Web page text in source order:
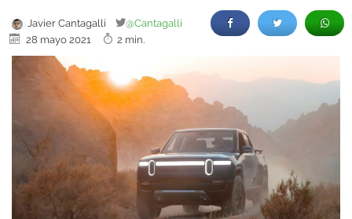
Javier Cantagalli
@Cantagalli
28 mayo 2021
2 min.